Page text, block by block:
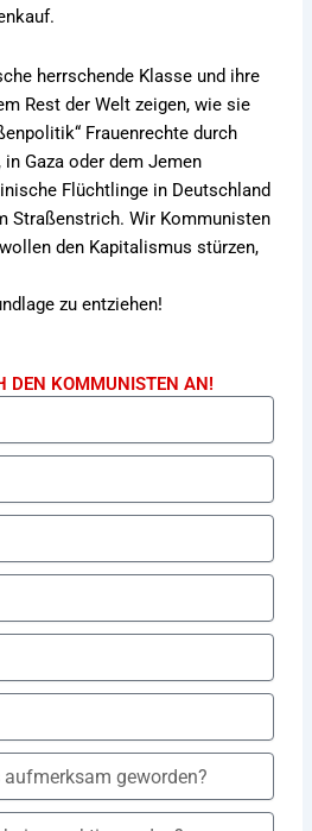
herrschende Klasse und ihre
Rest der Welt zeigen, wie sie
Frauenrechte durch
Gaza oder dem Jemen
Flüchtlinge in Deutschland
Straßenstrich. Wir Kommunisten
den Kapitalismus stürzen,
zu entziehen!
DEN KOMMUNISTEN AN!